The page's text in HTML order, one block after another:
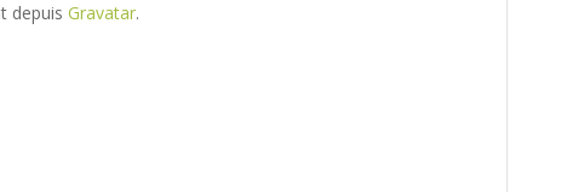
depuisGravatar.